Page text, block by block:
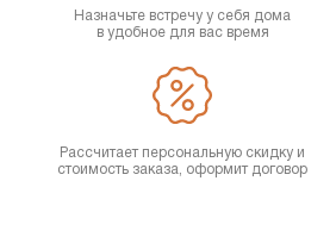
Назначьте встречу у себя дома
в удобное для вас время
Рассчитает персональную скидку и
стоимость заказа, оформит договор